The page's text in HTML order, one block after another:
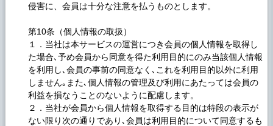
侵害に、会員は十分な注意を払うものとします。
第10条（個人情報の取扱）
１．当社は本サービスの運営につき会員の個人情報を取得し
た場合､予め会員から同意を得た利用目的にのみ当該個人情報
を利用し､会員の事前の同意なく､これを利用目的以外に利用
しません｡また､個人情報の管理及び利用にあたっては会員の
利益を損なうことのないように配慮します。
２．当社が会員から個人情報を取得する目的は特段の表示が
ない限り次の通りであり､会員は利用目的について同意するも